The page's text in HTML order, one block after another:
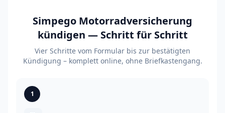
Simpego Motorradversicherung
kündigen — Schritt für Schritt
Vier Schritte vom Formular bis zur bestätigten
Kündigung – komplett online, ohne Briefkastengang.
1